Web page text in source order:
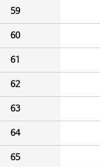
59
60
61
62
63
64
65